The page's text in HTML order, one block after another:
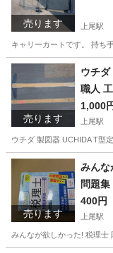
売ります 上尾駅
キャリーカートです。 持ち
埼玉 上尾市 上尾駅
売ります
ウチ
職人
1,000
上尾駅
ウチダ 製図器 UCHIDA T型
埼玉 上尾市 上尾駅
売ります
みんな
問題集 (5) 理論編
出版) (
400円
上尾駅
みんなが欲しかった! 税理士